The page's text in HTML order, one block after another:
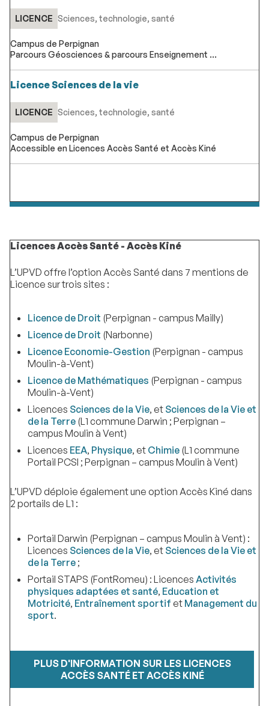
LICENCE Sciences, technologie, santé
Campus de Perpignan
Parcours Géosciences & parcours Enseignement
Licence Sciences de la vie
LICENCE Sciences, technologie, santé
Campus de Perpignan
Accessible en Licences Accès Santé et Accès Kiné
Licences Accès Santé - Accès Kiné
L’UPVD offre l’option Accès Santé dans 7 mentions de
Licence sur trois sites :
Licence de Droit (Perpignan - campus Mailly)
Licence de Droit (Narbonne)
Licence Economie-Gestion (Perpignan - campus
Moulin-à-Vent)
Licence de Mathématiques (Perpignan - campus
Moulin-à-Vent)
Licences Sciences de la Vie, et Sciences de la Vie et
de la Terre(L1 commune Darwin ; Perpignan –
campus Moulin à Vent)
Licences EEA, Physique, et Chimie(L1 commune
Portail PCSI ; Perpignan – campus Moulin à Vent)
L’UPVD déploie également une option Accès Kiné dans
2 portails de L1 :
Portail Darwin (Perpignan – campus Moulin à Vent) :
Licences Sciences de la Vie, et Sciences de la Vie et
de la Terre;
Portail STAPS (FontRomeu) : Licences Activités
physiques adaptées et santé, Education et
Motricité, Entraînement sportif et Management du
sport.
PLUS D'INFORMATION SUR LES LICENCES
ACCÈS SANTÉ ET ACCÈS KINÉ